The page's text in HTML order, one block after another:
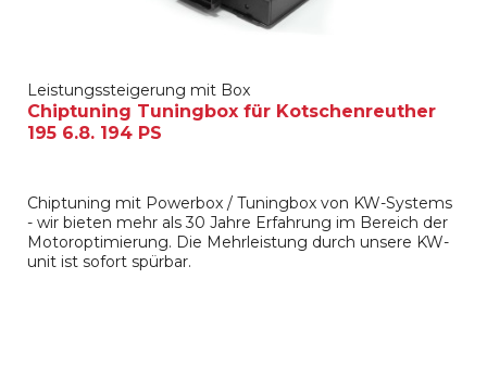
Leistungssteigerung mit Box
Chiptuning Tuningbox für Kotschenreuther
195 6.8. 194 PS
Chiptuning mit Powerbox / Tuningbox von KW-Systems
- wir bieten mehr als 30 Jahre Erfahrung im Bereich der
Motoroptimierung. Die Mehrleistung durch unsere KW-
unit ist sofort spürbar.